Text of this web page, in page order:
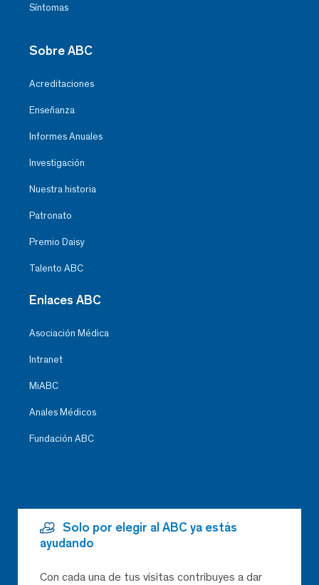
Síntomas
Sobre ABC
Acreditaciones
Enseñanza
Informes Anuales
Investigación
Nuestra historia
Patronato
Premio Daisy
Talento ABC
Enlaces ABC
Asociación Médica
Intranet
MiABC
Anales Médicos
Fundación ABC
Solo por elegir al ABC ya estás
ayudando
Con cada una de tus visitas contribuyes a dar